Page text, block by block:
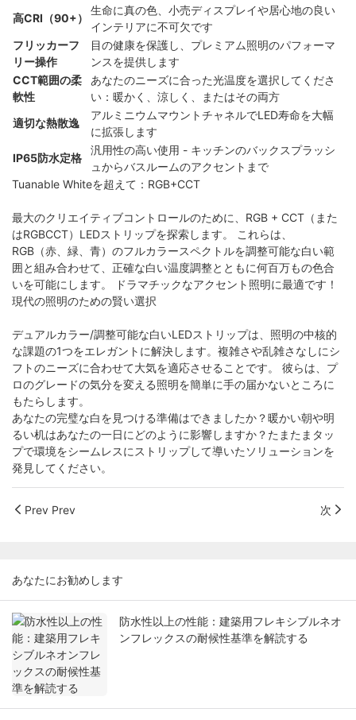
高CRI（90+）
生命に真の色、小売ディスプレイや居心地の良い
インテリアに不可欠です
フリッカーフ
リー操作
目の健康を保護し、プレミアム照明のパフォーマ
ンスを提供します
CCT範囲の柔
軟性
あなたのニーズに合った光温度を選択してくださ
い：暖かく、涼しく、またはその両方
適切な熱散逸
アルミニウムマウントチャネルでLED寿命を大幅
に拡張します
IP65防水定格
汎用性の高い使用 - キッチンのバックスプラッシ
ュからバスルームのアクセントまで
Tuanable Whiteを超えて：RGB+CCT
最大のクリエイティブコントロールのために、RGB + CCT（また
はRGBCCT）LEDストリップを探索します。 これらは、
RGB（赤、緑、青）のフルカラースペクトルを調整可能な白い範
囲と組み合わせて、正確な白い温度調整とともに何百万もの色合
いを可能にします。 ドラマチックなアクセント照明に最適です！
現代の照明のための賢い選択
デュアルカラー/調整可能な白いLEDストリップは、照明の中核的
な課題の1つをエレガントに解決します。複雑さや乱雑さなしにシ
フトのニーズに合わせて大気を適応させることです。 彼らは、プ
ロのグレードの気分を変える照明を簡単に手の届かないところに
もたらします。
あなたの完璧な白を見つける準備はできましたか？暖かい朝や明
るい机はあなたの一日にどのように影響しますか？たまたまタッ
プで環境をシームレスにストリップして導いたソリューションを
発見してください。
Prev Prev 次
あなたにお勧めします
防水性以上の性能：建築用フレキシブルネオ
ンフレックスの耐候性基準を解読する